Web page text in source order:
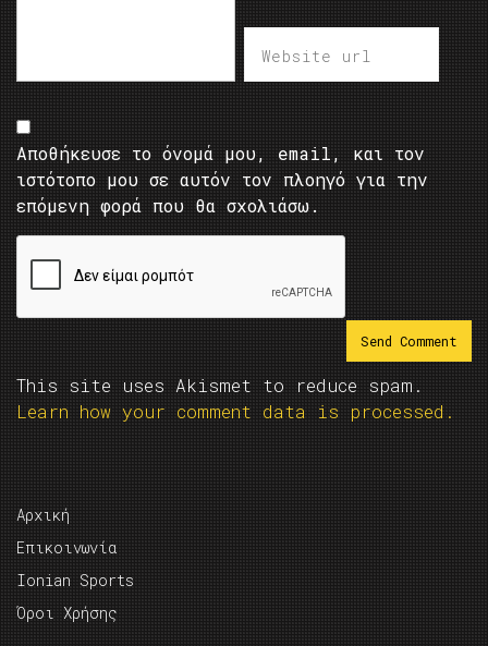
Αποθήκευσε το όνομά μου, email, και τον
ιστότοπο μου σε αυτόν τον πλοηγό για την
επόμενη φορά που θα σχολιάσω.
This site uses Akismet to reduce spam.
Learn how your comment data is processed.
Αρχική
Επικοινωνία
Ionian Sports
Όροι Χρήσης